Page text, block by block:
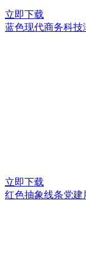
立即下载
蓝色现代商务科
立即下载
红色抽象线条党建